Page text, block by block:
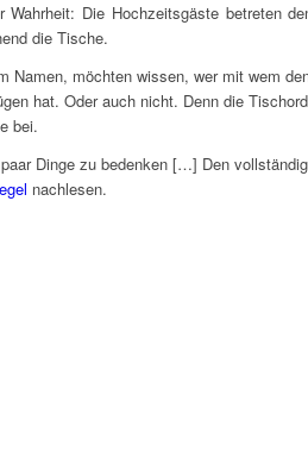
Die Hochzeitsgäste betreten
die Tische.
Namen, möchten wissen, wer mit wem
hat. Oder auch nicht. Denn die
bei.
Dinge zu bedenken […] Den
nachlesen.